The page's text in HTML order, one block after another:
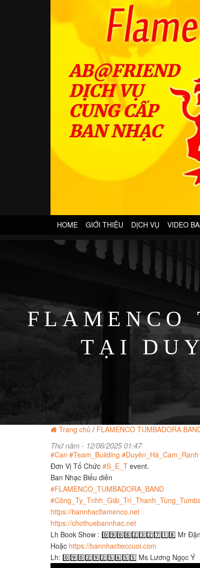
HOME GIỚI THIỆU DỊCH VỤ VIDEO
FLAMENCO
TẠI
Trang chủ / FLAMENCO TUMBADORA
Thứ năm - 12/06/2025 01:47
#Can #Team_Building #Duyên_Hà_Cam_Ranh
Đơn Vị Tổ Chức #S_E_T event.
Ban Nhạc Biểu diễn
#FLAMENCO_TUMBADORA_BAND
https://bannhacflamenco.net
https://chothuebannhac.net
Lh Book Show : 0️⃣9️⃣0️⃣8️⃣2️⃣3️⃣2️⃣7️⃣1️⃣8️⃣ Mr
Hoặc https://bannhactieccuoi.com​​​
Lh: 0️⃣9️⃣0️⃣2️⃣9️⃣2️⃣5️⃣6️⃣5️⃣5️⃣ Ms Lương Ngọc Ý